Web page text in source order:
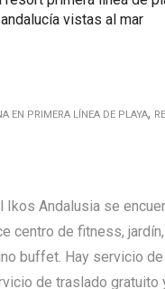
EN PRIMERA LÍNEA DE PLAYA,
Ikos Andalusia se
centro de fitness,
buffet. Hay servicio de
de traslado gratuito